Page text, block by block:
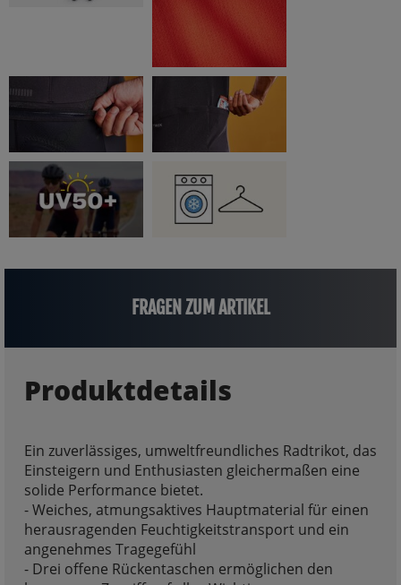
FRAGEN ZUM ARTIKEL
Produktdetails
Ein zuverlässiges, umweltfreundliches Radtrikot, das
Einsteigern und Enthusiasten gleichermaßen eine
solide Performance bietet.
- Weiches, atmungsaktives Hauptmaterial für einen
herausragenden Feuchtigkeitstransport und ein
angenehmes Tragegefühl
- Drei offene Rückentaschen ermöglichen den